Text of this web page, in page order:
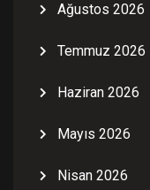
Ağustos 2026
Temmuz 2026
Haziran 2026
Mayıs 2026
Nisan 2026